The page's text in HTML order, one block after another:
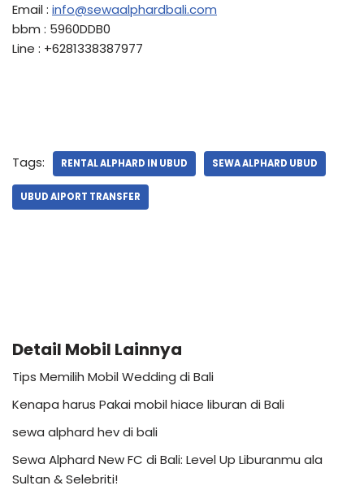
Email : info@sewaalphardbali.com
bbm : 5960DDB0
Line : +6281338387977
Tags: RENTAL ALPHARD IN UBUD SEWA ALPHARD UBUD
UBUD AIPORT TRANSFER
Detail Mobil Lainnya
Tips Memilih Mobil Wedding di Bali
Kenapa harus Pakai mobil hiace liburan di Bali
sewa alphard hev di bali
Sewa Alphard New FC di Bali: Level Up Liburanmu ala
Sultan & Selebriti!